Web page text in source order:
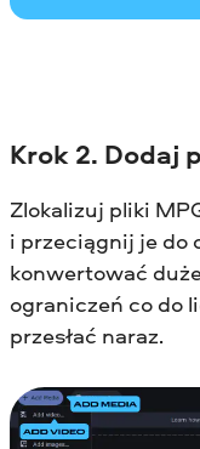
Krok 2. Dodaj
Zlokalizuj pliki
i przeciągnij je do
konwertować
ograniczeń co do
przesłać naraz.